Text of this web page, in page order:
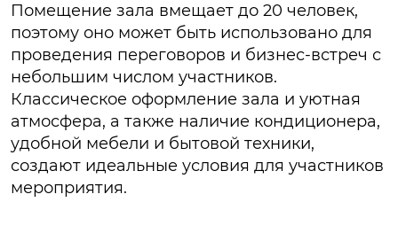
Помещение зала вмещает до 20 человек,
поэтому оно может быть использовано для
проведения переговоров и бизнес-встреч с
небольшим числом участников.
Классическое оформление зала и уютная
атмосфера, а также наличие кондиционера,
удобной мебели и бытовой техники,
создают идеальные условия для участников
мероприятия.